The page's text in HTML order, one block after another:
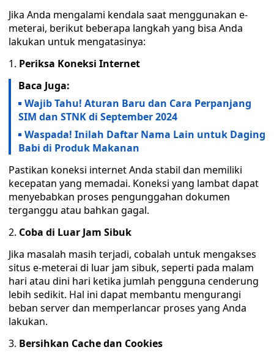
Jika Anda mengalami kendala saat menggunakan e-
meterai, berikut beberapa langkah yang bisa Anda
lakukan untuk mengatasinya:
1. Periksa Koneksi Internet
Baca Juga:
Wajib Tahu! Aturan Baru dan Cara Perpanjang
SIM dan STNK di September 2024
Waspada! Inilah Daftar Nama Lain untuk Daging
Babi di Produk Makanan
Pastikan koneksi internet Anda stabil dan memiliki
kecepatan yang memadai. Koneksi yang lambat dapat
menyebabkan proses pengunggahan dokumen
terganggu atau bahkan gagal.
2. Coba di Luar Jam Sibuk
Jika masalah masih terjadi, cobalah untuk mengakses
situs e-meterai di luar jam sibuk, seperti pada malam
hari atau dini hari ketika jumlah pengguna cenderung
lebih sedikit. Hal ini dapat membantu mengurangi
beban server dan memperlancar proses yang Anda
lakukan.
3. Bersihkan Cache dan Cookies